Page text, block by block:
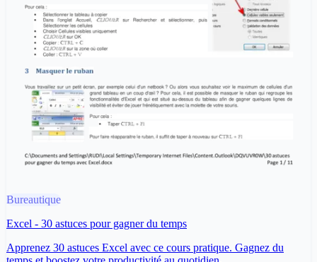
Bureautique
Excel - 30 astuces pour gagner du temps
Apprenez 30 astuces Excel avec ce cours pratique. Gagnez du